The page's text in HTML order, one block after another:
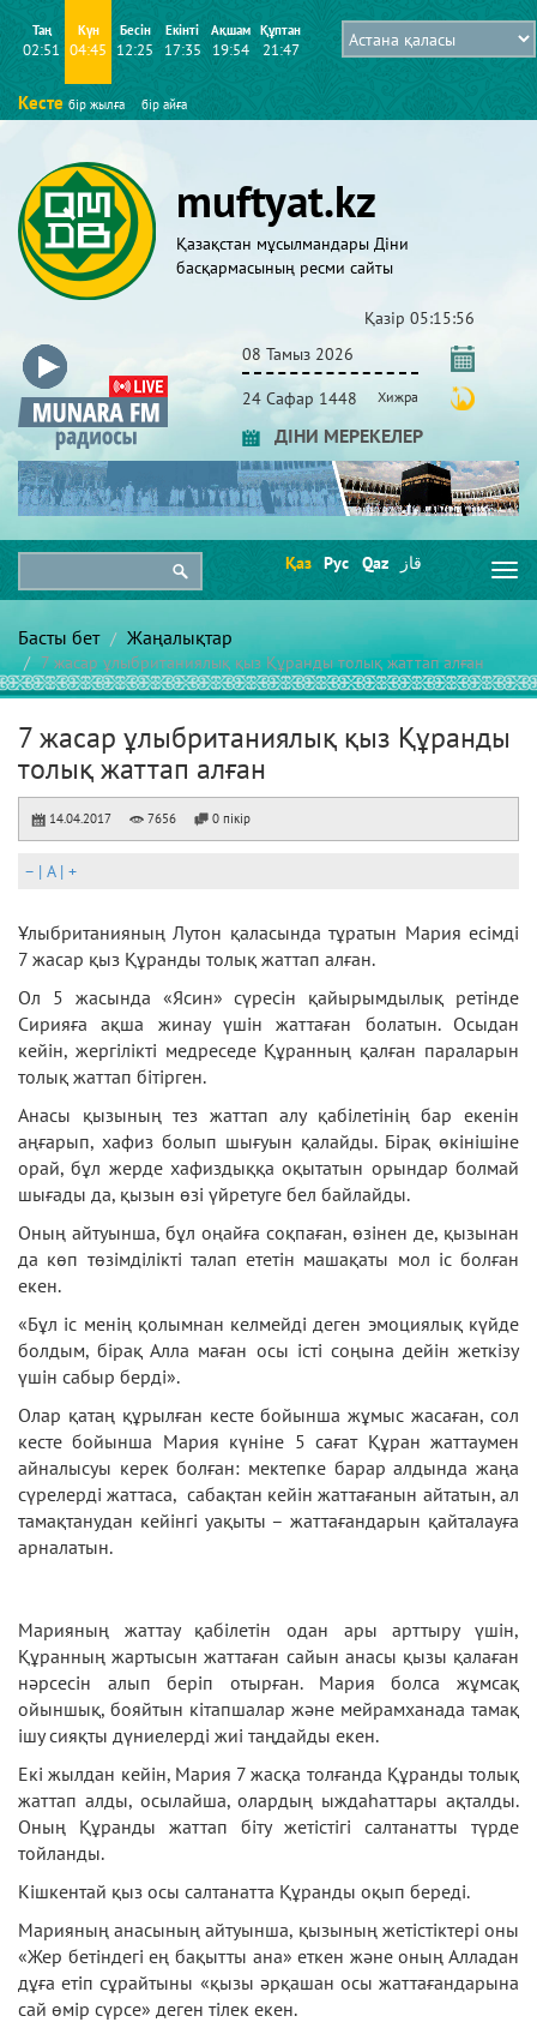
Таң
02:51
Күн
04:45
Бесін
12:25
Екінті
17:35
Ақшам
19:54
Құптан
21:47
Кесте бір жылға бір айға
muftyat.kz
Қазақстан мұсылмандары Діни
басқармасының ресми сайты
Қазір 05:15:56
08 Тамыз 2026
24 Сафар 1448 Хижра
ДІНИ МЕРЕКЕЛЕР
Қаз Рус Qaz قاز
Басты бет Жаңалықтар
7 жасар ұлыбританиялық қыз Құранды толық жаттап алған
7 жасар ұлыбританиялық қыз Құранды
толық жаттап алған
14.04.2017 7656 0 пікір
– | A| +
Ұлыбританияның Лутон қаласында тұратын Мария есімді
7 жасар қыз Құранды толық жаттап алған.
Ол 5 жасында «Ясин» сүресін қайырымдылық ретінде
Сирияға ақша жинау үшін жаттаған болатын. Осыдан
кейін, жергілікті медреседе Құранның қалған параларын
толық жаттап бітірген.
Анасы қызының тез жаттап алу қабілетінің бар екенін
аңғарып, хафиз болып шығуын қалайды. Бірақ өкінішіне
орай, бұл жерде хафиздыққа оқытатын орындар болмай
шығады да, қызын өзі үйретуге бел байлайды.
Оның айтуынша, бұл оңайға соқпаған, өзінен де, қызынан
да көп төзімділікті талап ететін машақаты мол іс болған
екен.
«Бұл іс менің қолымнан келмейді деген эмоциялық күйде
болдым, бірақ Алла маған осы істі соңына дейін жеткізу
үшін сабыр берді».
Олар қатаң құрылған кесте бойынша жұмыс жасаған, сол
кесте бойынша Мария күніне 5 сағат Құран жаттаумен
айналысуы керек болған: мектепке барар алдында жаңа
сүрелерді жаттаса, сабақтан кейін жаттағанын айтатын, ал
тамақтанудан кейінгі уақыты – жаттағандарын қайталауға
арналатын.
Марияның жаттау қабілетін одан ары арттыру үшін,
Құранның жартысын жаттаған сайын анасы қызы қалаған
нәрсесін алып беріп отырған. Мария болса жұмсақ
ойыншық, бояйтын кітапшалар және мейрамханада тамақ
ішу сияқты дүниелерді жиі таңдайды екен.
Екі жылдан кейін, Мария 7 жасқа толғанда Құранды толық
жаттап алды, осылайша, олардың ыждаһаттары ақталды.
Оның Құранды жаттап біту жетістігі салтанатты түрде
тойланды.
Кішкентай қыз осы салтанатта Құранды оқып береді.
Марияның анасының айтуынша, қызының жетістіктері оны
«Жер бетіндегі ең бақытты ана» еткен және оның Алладан
дұға етіп сұрайтыны «қызы әрқашан осы жаттағандарына
сай өмір сүрсе» деген тілек екен.